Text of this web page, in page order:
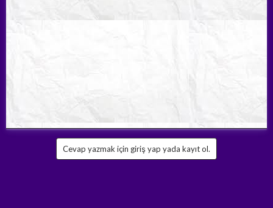
Cevap yazmak için giriş yap yada kayıt ol.